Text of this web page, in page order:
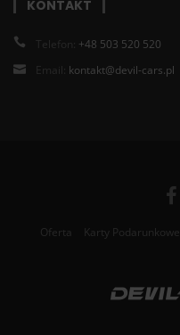
KONTAKT
Telefon: +48 503 520 520
Email: kontakt@devil-cars.pl
Oferta Karty Podarunkowe